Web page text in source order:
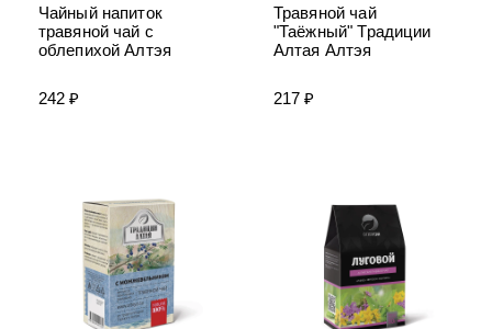
Чайный напиток
травяной чай с
облепихой Алтэя
242 ₽
Травяной чай
"Таёжный" Традиции
Алтая Алтэя
217 ₽